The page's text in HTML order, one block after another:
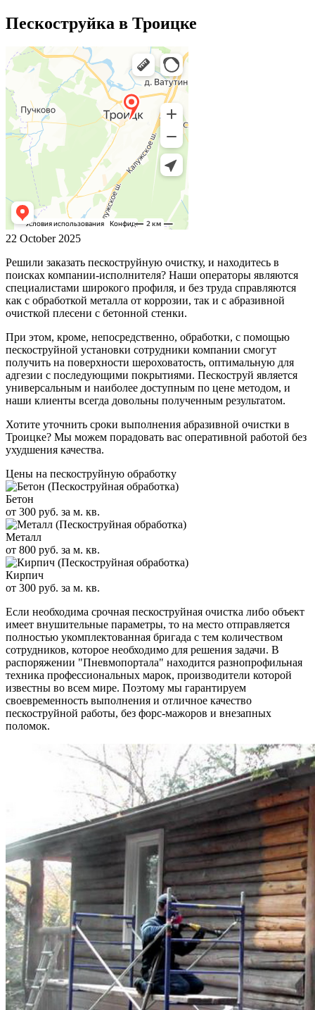
Пескоструйка в Троицке
22 October 2025
Решили заказать пескоструйную очистку, и находитесь в
поисках компании-исполнителя? Наши операторы являются
специалистами широкого профиля, и без труда справляются
как с обработкой металла от коррозии, так и с абразивной
очисткой плесени с бетонной стенки.
При этом, кроме, непосредственно, обработки, с помощью
пескоструйной установки сотрудники компании смогут
получить на поверхности шероховатость, оптимальную для
адгезии с последующими покрытиями. Пескоструй является
универсальным и наиболее доступным по цене методом, и
наши клиенты всегда довольны полученным результатом.
Хотите уточнить сроки выполнения абразивной очистки в
Троицке? Мы можем порадовать вас оперативной работой без
ухудшения качества.
Цены на пескоструйную обработку
Бетон
от 300 руб. за м. кв.
Металл
от 800 руб. за м. кв.
Кирпич
от 300 руб. за м. кв.
Если необходима срочная пескоструйная очистка либо объект
имеет внушительные параметры, то на место отправляется
полностью укомплектованная бригада с тем количеством
сотрудников, которое необходимо для решения задачи. В
распоряжении "Пневмопортала" находится разнопрофильная
техника профессиональных марок, производители которой
известны во всем мире. Поэтому мы гарантируем
своевременность выполнения и отличное качество
пескоструйной работы, без форс-мажоров и внезапных
поломок.